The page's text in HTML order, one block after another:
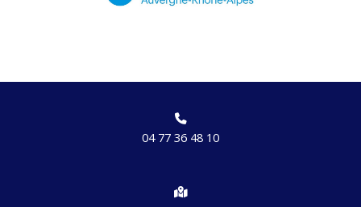
04 77 36 48 10